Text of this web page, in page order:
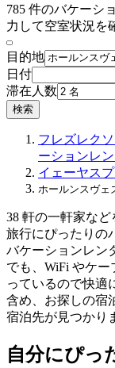
785 件のバケーシ
力して空室状況を
目的地
日付
滞在人数
検索
フレズレク
ーションレ
イェーヤス
ホールンスヴェ
38 軒の一軒家な
旅行にぴったりの
バケーションレン
でも、WiFi やケ
っているので快適
含め、お探しの宿
宿泊先が見つかり
自分にぴっ